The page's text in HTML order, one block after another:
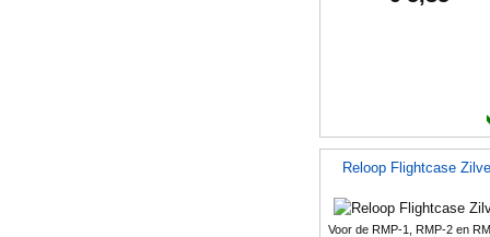
Reloop Flightcase
Voor de RMP-1, RMP-2 en